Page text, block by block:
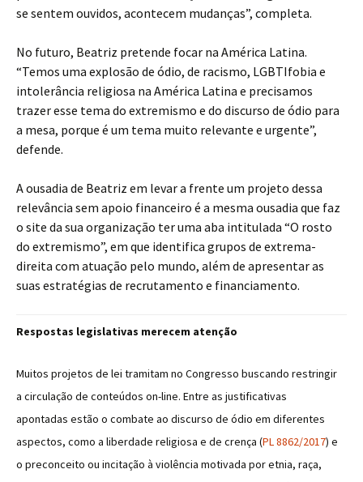
se sentem ouvidos, acontecem mudanças”, completa.
No futuro, Beatriz pretende focar na América Latina.
“Temos uma explosão de ódio, de racismo, LGBTIfobia e
intolerância religiosa na América Latina e precisamos
trazer esse tema do extremismo e do discurso de ódio para
a mesa, porque é um tema muito relevante e urgente”,
defende.
A ousadia de Beatriz em levar a frente um projeto dessa
relevância sem apoio financeiro é a mesma ousadia que faz
o site da sua organização ter uma aba intitulada “O rosto
do extremismo”, em que identifica grupos de extrema-
direita com atuação pelo mundo, além de apresentar as
suas estratégias de recrutamento e financiamento.
Respostas legislativas merecem atenção
Muitos projetos de lei tramitam no Congresso buscando restringir
a circulação de conteúdos on-line. Entre as justificativas
apontadas estão o combate ao discurso de ódio em diferentes
aspectos, como a liberdade religiosa e de crença (PL 8862/2017) e
o preconceito ou incitação à violência motivada por etnia, raça,